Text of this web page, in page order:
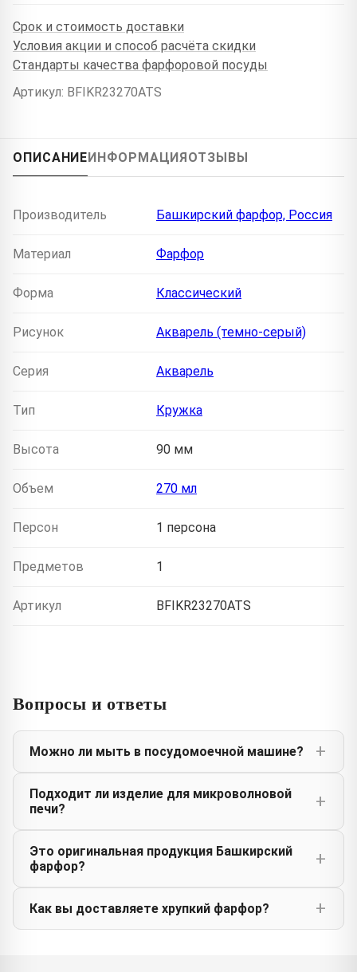
Срок и стоимость доставки
Условия акции и способ расчёта скидки
Стандарты качества фарфоровой посуды
Артикул: BFIKR23270ATS
ОПИСАНИЕИНФОРМАЦИЯОТЗЫВЫ
Производитель Башкирский фарфор, Россия
Материал Фарфор
Форма Классический
Рисунок Акварель (темно-серый)
Серия Акварель
Тип Кружка
Высота 90 мм
Объем 270 мл
Персон 1 персона
Предметов 1
Артикул BFIKR23270ATS
Вопросы и ответы
Можно ли мыть в посудомоечной машине?
Подходит ли изделие для микроволновой
печи?
Это оригинальная продукция Башкирский
фарфор?
Как вы доставляете хрупкий фарфор?